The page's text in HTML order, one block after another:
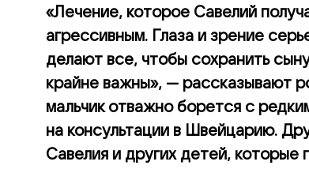
«Лечение, которое Савелий
агрессивным. Глаза и зрение
делают все, чтобы сохранить
крайне важны», — рассказывают
мальчик отважно борется с
на консультации в Швейцарию.
Савелия и других детей, которые